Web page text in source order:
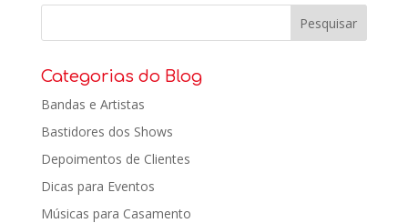
Categorias do Blog
Bandas e Artistas
Bastidores dos Shows
Depoimentos de Clientes
Dicas para Eventos
Músicas para Casamento